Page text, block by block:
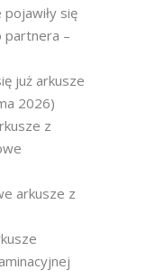
się
partnera –
już arkusze
2026)
z
arkusze z